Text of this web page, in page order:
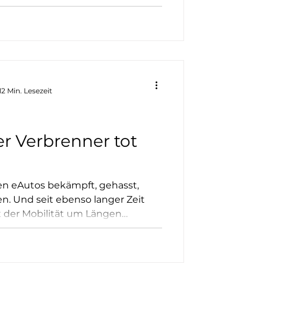
mit uns! Was nach Attacke
weiter als eine Lüge.
Verbrenner tot
eAutos bekämpft, gehasst,
Und seit ebenso langer Zeit
der Mobilität um Längen
der Rest der Welt längts
auns den Rang in Sachen
Min. Lesezeit